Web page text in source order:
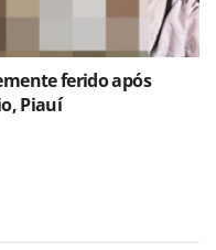
ferido após
Piauí